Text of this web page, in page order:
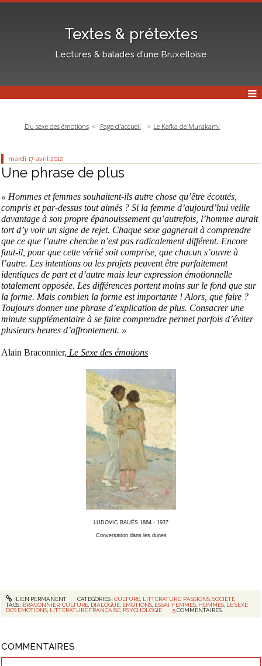
Textes & prétextes
Lectures & balades d'une Bruxelloise
Du sexe des émotions Page d'accueil Le Kafka de Murakami
mardi 17 avril 2012
Une phrase de plus
« Hommes et femmes souhaitent-ils autre chose qu’être écoutés,
compris et par-dessus tout aimés ? Si la femme d’aujourd’hui veille
davantage à son propre épanouissement qu’autrefois, l’homme aurait
tort d’y voir un signe de rejet. Chaque sexe gagnerait à comprendre
que ce que l’autre cherche n’est pas radicalement différent. Encore
faut-il, pour que cette vérité soit comprise, que chacun s’ouvre à
l’autre. Les intentions ou les projets peuvent être parfaitement
identiques de part et d’autre mais leur expression émotionnelle
totalement opposée. Les différences portent moins sur le fond que sur
la forme. Mais combien la forme est importante !Alors, que faire ?
Toujours donner une phrase d’explication de plus. Consacrer une
minute supplémentaire à se faire comprendre permet parfois d’éviter
plusieurs heures d’affrontement. »
Alain Braconnier, Le Sexe des émotions
LUDOVIC BAUËS 1864 - 1937
Conversation dans les dunes
LIEN PERMANENT CATÉGORIES :CULTURE, LITTÉRATURE, PASSIONS, SOCIÉTÉ
TAGS : BRACONNIER ,CULTURE DIALOGUE ÉMOTIONS ESSAI FEMMES HOMMES LE SEXE
DES ÉMOTIONS LITTÉRATURE FRANÇAISE PSYCHOLOGIE 5 COMMENTAIRES
COMMENTAIRES